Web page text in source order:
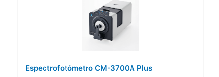
Espectrofotómetro CM-3700A Plus